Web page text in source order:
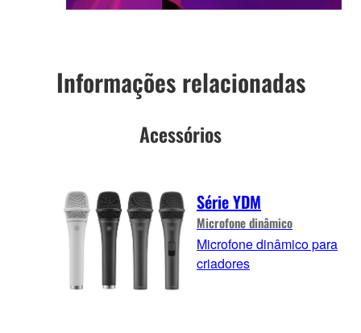
Informações relacionadas
Acessórios
Série YDM
Microfone dinâmico
Microfone dinâmico para
criadores